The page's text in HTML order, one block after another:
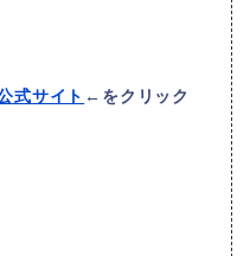
式サイト ←をクリック